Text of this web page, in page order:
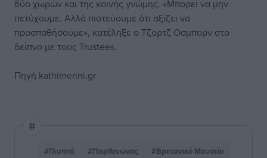
δύο χωρών και της κοινής γνώμης. «Μπορεί να μην
πετύχουμε. Αλλά πιστεύουμε ότι αξίζει να
προσπαθήσουμε», κατέληξε ο Τζορτζ Οσμπορν στο
δείπνο με τους Trustees.
Πηγή kathimerini.gr
#Γλυπτά #Παρθενώνας #Βρετανικό Μουσείο